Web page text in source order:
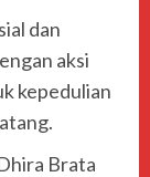
dan
aksi
kepedulian
Brata